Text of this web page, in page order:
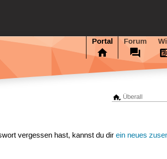
Portal Forum
vergessen hast, kannst du direin neues